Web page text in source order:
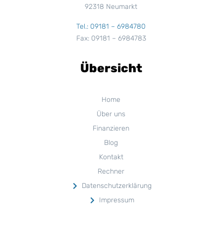
92318 Neumarkt
Tel.: 09181 – 6984780
Fax: 09181 – 6984783
Übersicht
Home
Über uns
Finanzieren
Blog
Kontakt
Rechner
Datenschutzerklärung
Impressum